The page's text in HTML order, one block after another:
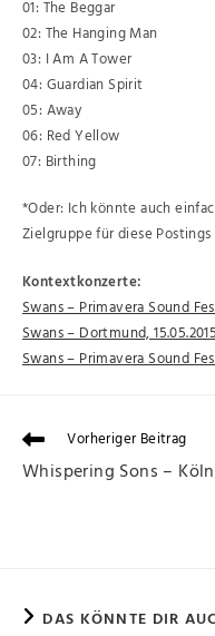
01: The Beggar
02: The Hanging Man
03: I Am A Tower
04: Guardian Spirit
05: Away
06: Red Yellow
07: Birthing
*Oder: Ich könnte auch
Zielgruppe für diese Postings
Kontextkonzerte:
Swans – Primavera Sound
Swans – Dortmund,
Swans – Primavera Sound
Vorheriger Beitrag
Whispering Sons –
DAS KÖNNTE DIR